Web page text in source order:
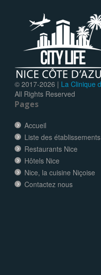
© 2017-2026 | La Clinique
All Rights Reserved
Pages
Accueil
Liste des établissements
Restaurants Nice
Hôtels Nice
Nice, la cuisine Niçoise
Contactez nous